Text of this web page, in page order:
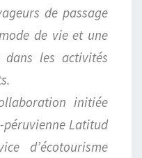
de passage
de vie et une
les activités
initiée
péruvienne Latitud
d’écotourisme